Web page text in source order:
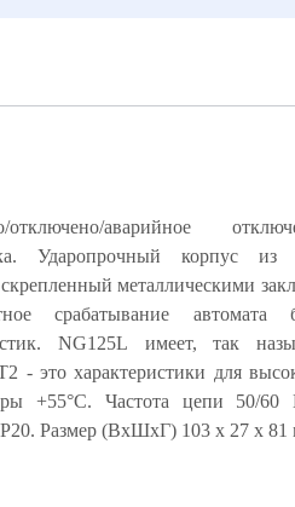
отключено/аварийное
Размер (ВхШхГ) 103 х 27 х 81